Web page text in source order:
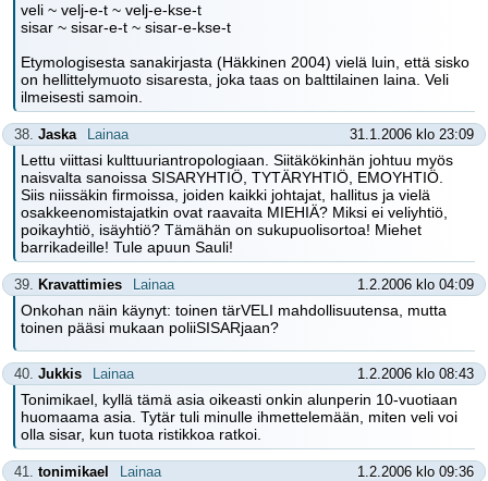
veli ~ velj-e-t ~ velj-e-kse-t
sisar ~ sisar-e-t ~ sisar-e-kse-t
Etymologisesta sanakirjasta (Häkkinen 2004) vielä luin, että sisko
on hellittelymuoto sisaresta, joka taas on balttilainen laina. Veli
ilmeisesti samoin.
38. Jaska Lainaa 31.1.2006 klo 23:09
Lettu viittasi kulttuuriantropologiaan. Siitäkökinhän johtuu myös
naisvalta sanoissa SISARYHTIÖ, TYTÄRYHTIÖ, EMOYHTIÖ.
Siis niissäkin firmoissa, joiden kaikki johtajat, hallitus ja vielä
osakkeenomistajatkin ovat raavaita MIEHIÄ? Miksi ei veliyhtiö,
poikayhtiö, isäyhtiö? Tämähän on sukupuolisortoa! Miehet
barrikadeille! Tule apuun Sauli!
39. Kravattimies Lainaa 1.2.2006 klo 04:09
Onkohan näin käynyt: toinen tärVELI mahdollisuutensa, mutta
toinen pääsi mukaan poliiSISARjaan?
40. Jukkis Lainaa 1.2.2006 klo 08:43
Tonimikael, kyllä tämä asia oikeasti onkin alunperin 10-vuotiaan
huomaama asia. Tytär tuli minulle ihmettelemään, miten veli voi
olla sisar, kun tuota ristikkoa ratkoi.
41. tonimikael Lainaa 1.2.2006 klo 09:36